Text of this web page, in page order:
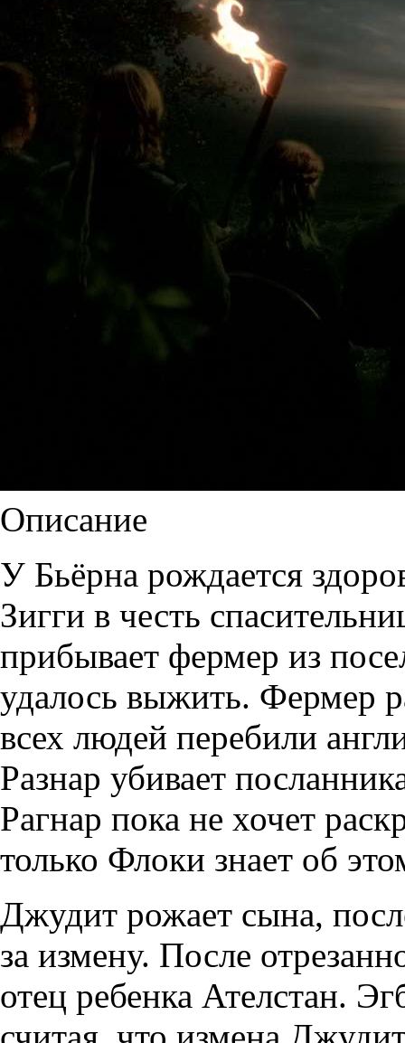
Описание
У Бьёрна рождается
Зигги в честь
прибывает фермер из
удалось выжить. Фермер
всех людей перебили
Разнар убивает
Рагнар пока не хочет
только Флоки знает об
Джудит рожает сына,
за измену. После
отец ребенка Ателстан.